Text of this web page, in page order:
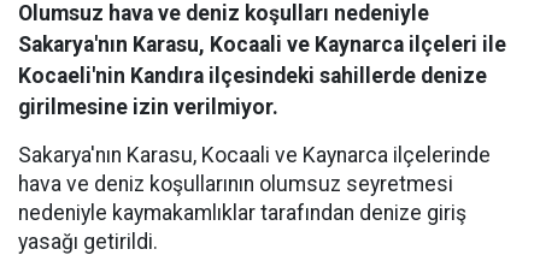
Olumsuz hava ve deniz koşulları nedeniyle
Sakarya'nın Karasu, Kocaali ve Kaynarca ilçeleri ile
Kocaeli'nin Kandıra ilçesindeki sahillerde denize
girilmesine izin verilmiyor.
Sakarya'nın Karasu, Kocaali ve Kaynarca ilçelerinde
hava ve deniz koşullarının olumsuz seyretmesi
nedeniyle kaymakamlıklar tarafından denize giriş
yasağı getirildi.